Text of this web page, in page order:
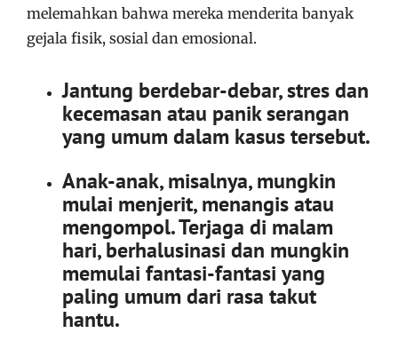
melemahkan bahwa mereka menderita banyak
gejala fisik, sosial dan emosional.
Jantung berdebar-debar, stres dan
kecemasan atau panik serangan
yang umum dalam kasus tersebut.
Anak-anak, misalnya, mungkin
mulai menjerit, menangis atau
mengompol.Terjaga di malam
hari, berhalusinasi dan mungkin
memulai fantasi-fantasi yang
paling umum dari rasa takut
hantu.